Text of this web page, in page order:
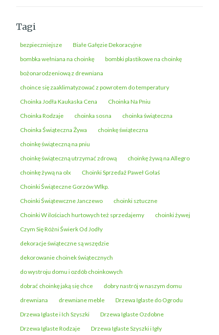
Tagi
bezpieczniejsze
Białe Gałęzie Dekoracyjne
bombka wełniana na choinkę
bombki plastikowe na choinkę
bożonarodzeniową z drewniana
choince się zaaklimatyzować z powrotem do temperatury
Choinka Jodła Kaukaska Cena
Choinka Na Pniu
Choinka Rodzaje
choinka sosna
choinka świąteczna
Choinka Świąteczna Żywa
choinkę świąteczna
choinkę świąteczną na pniu
choinkę świąteczną utrzymać zdrową
choinkę żywą na Allegro
choinkę żywą na olx
Choinki Sprzedaż Paweł Gołaś
Choinki Świąteczne Gorzów Wlkp.
Choinki Świątewczne Janczewo
choinki sztuczne
Choinki W ilościach hurtowych też sprzedajemy
choinki żywej
Czym Się Różni Świerk Od Jodły
dekoracje świąteczne są wszędzie
dekorowanie choinek świątecznych
do wystroju domu i ozdób choinkowych
dobrać choinkę jaką się chce
dobry nastrój w naszym domu
drewniana
drewniane meble
Drzewa Iglaste do Ogrodu
Drzewa Iglaste i Ich Szyszki
Drzewa Iglaste Ozdobne
Drzewa Iglaste Rodzaje
Drzewa Iglaste Szyszki i Igły